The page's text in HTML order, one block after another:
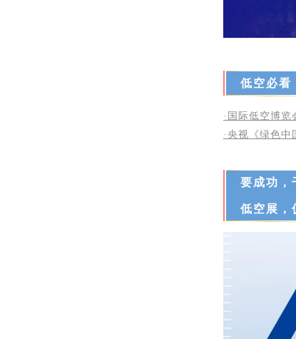
低空必看
·国际低空博
·央视《绿色
要成功，
低空展，